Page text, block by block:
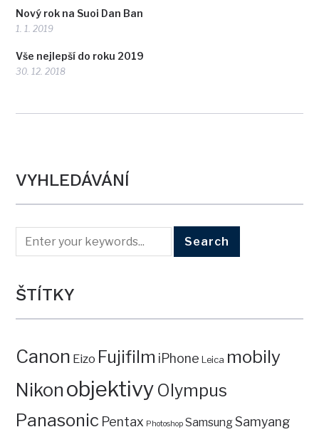
Nový rok na Suoi Dan Ban
1. 1. 2019
Vše nejlepší do roku 2019
30. 12. 2018
VYHLEDÁVÁNÍ
ŠTÍTKY
Canon Eizo Fujifilm iPhone Leica mobily
Nikon objektivy Olympus
Panasonic Pentax Photoshop SamsungSamyang